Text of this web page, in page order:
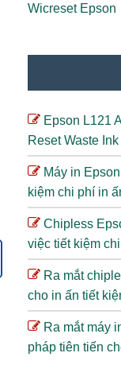
Wicreset Epson
Epson L121
Reset Waste
Máy in
kiệm chi phí in
Chipless
việc tiết kiệm
Ra mắt
cho in ấn tiết
Ra mắt máy
pháp tiên tiến